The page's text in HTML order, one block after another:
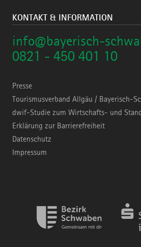
KONTAKT & INFORMATION
info@bayerisch-
0821 - 450 401 10
Presse
Tourismusverband Allgäu / Bayerisch-
dwif-Studie zum Wirtschafts- und
Erklärung zur Barrierefreiheit
Datenschutz
Impressum